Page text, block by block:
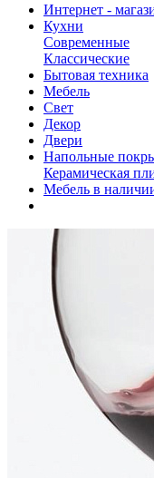
Интернет -
Кухни
Современные
Классические
Бытовая техника
Мебель
Свет
Декор
Двери
Напольные
Керамическая
Мебель в